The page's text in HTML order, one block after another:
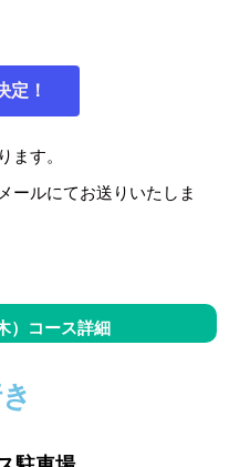
定！
ます。
ールにてお送りいたしま
）コース詳細